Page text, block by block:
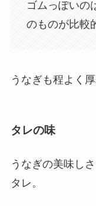
ゴムっぽいの
のものが比較
うなぎも程よく
タレの味
うなぎの美味し
タレ。